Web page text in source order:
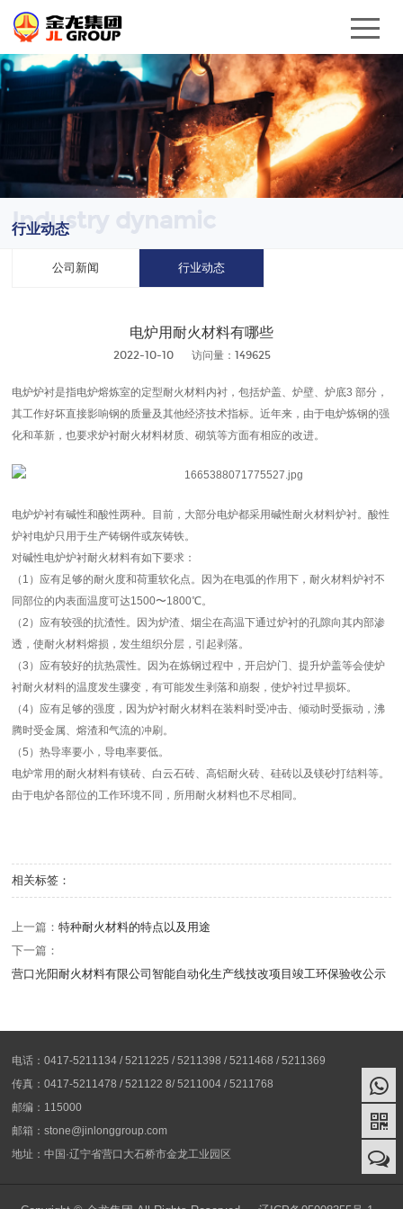
Industry dynamic
行业动态
公司新闻 行业动态
电炉用耐火材料有哪些
2022-10-10 访问量：149625
电炉炉衬是指电炉熔炼室的定型耐火材料内衬，包括炉盖、炉壁、炉底3 部分，
其工作好坏直接影响钢的质量及其他经济技术指标。近年来，由于电炉炼钢的强
化和革新，也要求炉衬耐火材料材质、砌筑等方面有相应的改进。
电炉炉衬有碱性和酸性两种。目前，大部分电炉都采用碱性耐火材料炉衬。酸性
炉衬电炉只用于生产铸钢件或灰铸铁。
对碱性电炉炉衬耐火材料有如下要求：
（1）应有足够的耐火度和荷重软化点。因为在电弧的作用下，耐火材料炉衬不
同部位的内表面温度可达1500〜1800℃。
（2）应有较强的抗渣性。因为炉渣、烟尘在高温下通过炉衬的孔隙向其内部渗
透，使耐火材料熔损，发生组织分层，引起剥落。
（3）应有较好的抗热震性。因为在炼钢过程中，开启炉门、提升炉盖等会使炉
衬耐火材料的温度发生骤变，有可能发生剥落和崩裂，使炉衬过早损坏。
（4）应有足够的强度，因为炉衬耐火材料在装料时受冲击、倾动时受振动，沸
腾时受金属、熔渣和气流的冲刷。
（5）热导率要小，导电率要低。
电炉常用的耐火材料有镁砖、白云石砖、高铝耐火砖、硅砖以及镁砂打结料等。
由于电炉各部位的工作环境不同，所用耐火材料也不尽相同。
相关标签：
上一篇：特种耐火材料的特点以及用途
下一篇：
营口光阳耐火材料有限公司智能自动化生产线技改项目竣工环保验收公示
电话：0417-5211134 / 5211225 / 5211398 / 5211468 / 5211369
传真：0417-5211478 / 521122 8/ 5211004 / 5211768
邮编：115000
邮箱：stone@jinlonggroup.com
地址：中国·辽宁省营口大石桥市金龙工业园区